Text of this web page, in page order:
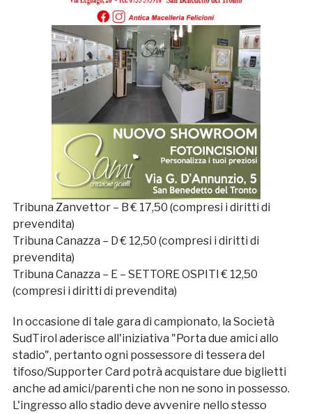
Tribuna Zanvettor – B € 17,50 (compresi i diritti di
prevendita)
Tribuna Canazza – D € 12,50 (compresi i diritti di
prevendita)
Tribuna Canazza – E – SETTORE OSPITI € 12,50
(compresi i diritti di prevendita)
In occasione di tale gara di campionato, la Società
SudTirol aderisce all'iniziativa "Porta due amici allo
stadio", pertanto ogni possessore di tessera del
tifoso/Supporter Card potrà acquistare due biglietti
anche ad amici/parenti che non ne sono in possesso.
L'ingresso allo stadio deve avvenire nello stesso